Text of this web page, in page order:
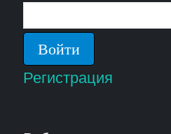
Регистрация